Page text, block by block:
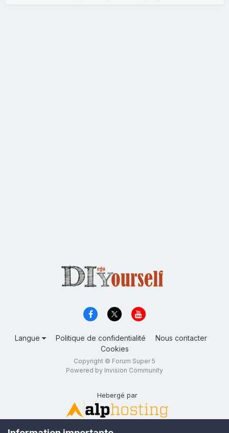
Langue Politique de confidentialité
Nous contacter
Cookies
Copyright © Forum Super 5
Powered by Invision Community
Hebergé par